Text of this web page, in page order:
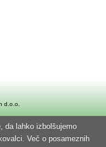
d.o.o.
da lahko izbolšujemo
Več o posameznih